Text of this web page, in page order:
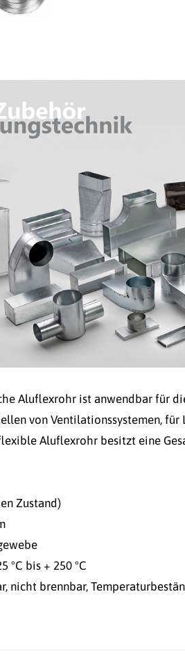
Aluflexrohr ist anwendbar für
von Ventilationssystemen,
Aluflexrohr besitzt eine
Zustand)
°C bis + 250 °C
nicht brennbar,